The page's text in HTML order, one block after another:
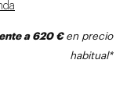
a 620 € en precio
habitual*